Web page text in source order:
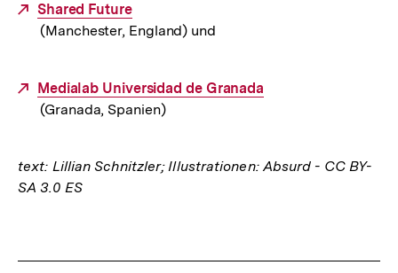
Externer
Link:
Shared Future
(Manchester, England) und
Externer
Link:
Medialab Universidad de Granada
(Granada, Spanien)
text: Lillian Schnitzler; Illustrationen: Absurd - CC BY-
SA 3.0 ES